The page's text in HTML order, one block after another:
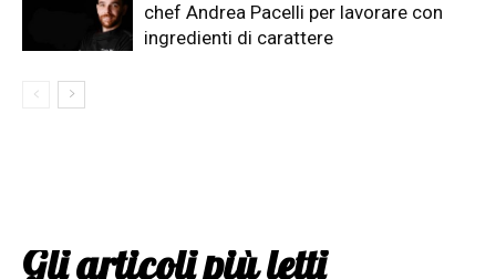
chef Andrea Pacelli per lavorare con
ingredienti di carattere
Gli articoli più letti